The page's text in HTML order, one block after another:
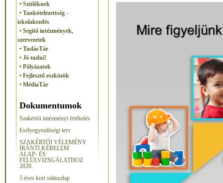
• Szülőknek
• Tankötelezettség -
iskolakezdés
• Segítő intézmények,
szervezetek
• TudásTár
• Jó tudni!
• Pályázatok
• Fejlesztő eszközök
• MédiaTár
Dokumentumok
Szakértői intézményi értékelés
Esélyegyenlőségi terv
SZAKÉRTŐI VÉLEMÉNY
IRÁNTI KÉRELEM
ALAP- ÉS
FELÜLVIZSGÁLATHOZ
2020.
5 éves kori státuszlap